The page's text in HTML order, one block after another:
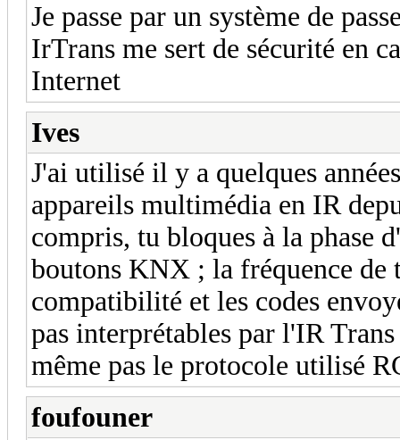
Je passe par un système de
IrTrans me sert de sécurité en
Internet
Ives
J'ai utilisé il y a quelques
appareils multimédia en IR
compris, tu bloques à la phase
boutons KNX ; la fréquence de
compatibilité et les codes
pas interprétables par l'IR
même pas le protocole utilisé
foufouner